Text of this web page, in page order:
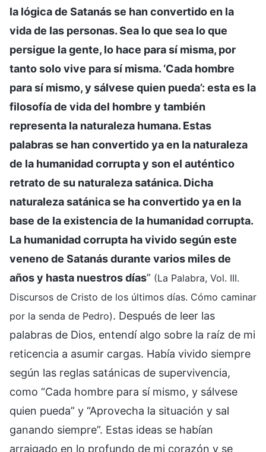
la lógica de Satanás se han convertido en la
vida de las personas. Sea lo que sea lo que
persigue la gente, lo hace para sí misma, por
tanto solo vive para sí misma. ‘Cada hombre
para sí mismo, y sálvese quien pueda’: esta es la
filosofía de vida del hombre y también
representa la naturaleza humana. Estas
palabras se han convertido ya en la naturaleza
de la humanidad corrupta y son el auténtico
retrato de su naturaleza satánica. Dicha
naturaleza satánica se ha convertido ya en la
base de la existencia de la humanidad corrupta.
La humanidad corrupta ha vivido según este
veneno de Satanás durante varios miles de
años y hasta nuestros días” (La Palabra, Vol. III.
Discursos de Cristo de los últimos días. Cómo caminar
por la senda de Pedro). Después de leer las
palabras de Dios, entendí algo sobre la raíz de mi
reticencia a asumir cargas. Había vivido siempre
según las reglas satánicas de supervivencia,
como “Cada hombre para sí mismo, y sálvese
quien pueda” y “Aprovecha la situación y sal
ganando siempre”. Estas ideas se habían
arraigado en lo profundo de mi corazón y se